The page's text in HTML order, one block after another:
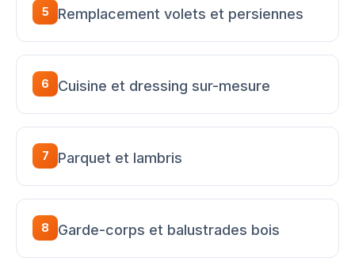
5 Remplacement volets et persiennes
6 Cuisine et dressing sur-mesure
7 Parquet et lambris
8 Garde-corps et balustrades bois